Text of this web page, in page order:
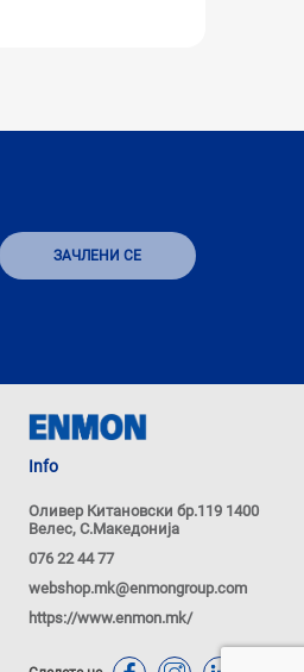
Info
Оливер Китановски бр.119 1400
Велес, С.Македонија
076 22 44 77
webshop.mk@enmongroup.com
https://www.enmon.mk/